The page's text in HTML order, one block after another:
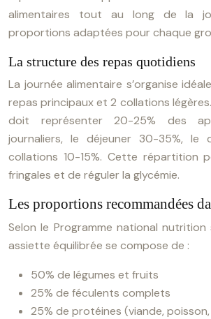
alimentaires tout au long de la
proportions adaptées pour chaque
La structure des repas quotidiens
La journée alimentaire s’organise
repas principaux et 2 collations
doit représenter 20-25% des
journaliers, le déjeuner 30-35%,
collations 10-15%. Cette répartition
fringales et de réguler la glycémie.
Les proportions recommandées
Selon le Programme national nutrition
assiette équilibrée se compose de :
50% de légumes et fruits
25% de féculents complets
25% de protéines (viande,